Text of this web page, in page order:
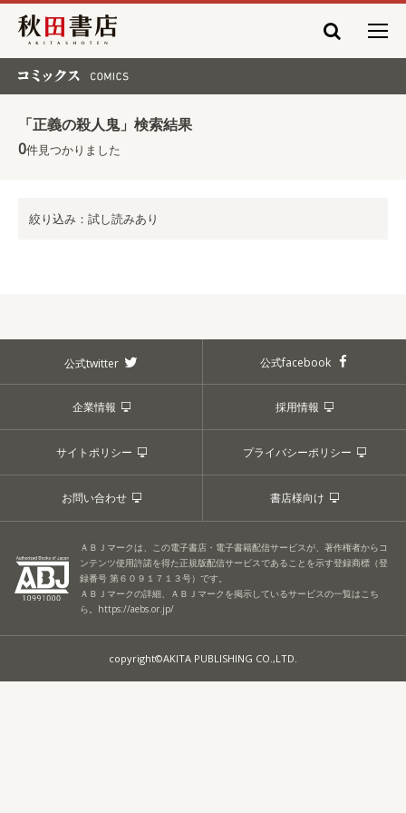
秋田書店
「正義の殺人鬼」検索結果
0件見つかりました
絞り込み：試し読みあり
公式twitter 公式facebook
企業情報 採用情報
サイトポリシー プライバシーポリシー
お問い合わせ 書店様向け
ＡＢＪマークは、この電子書店・電子書籍配信サービスが、著作権者からコ
ンテンツ使用許諾を得た正規版配信サービスであることを示す登録商標（登
録番号 第６０９１７１３号）です。
ＡＢＪマークの詳細、ＡＢＪマークを掲示しているサービスの一覧はこち
ら。 https://aebs.or.jp/
copyright©AKITA PUBLISHING CO.,LTD.